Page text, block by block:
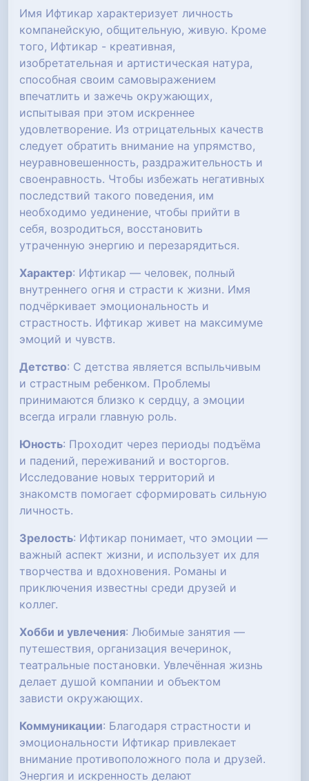
Имя Ифтикар характеризует личность
компанейскую, общительную, живую. Кроме
того, Ифтикар - креативная,
изобретательная и артистическая натура,
способная своим самовыражением
впечатлить и зажечь окружающих,
испытывая при этом искреннее
удовлетворение. Из отрицательных качеств
следует обратить внимание на упрямство,
неуравновешенность, раздражительность и
своенравность. Чтобы избежать негативных
последствий такого поведения, им
необходимо уединение, чтобы прийти в
себя, возродиться, восстановить
утраченную энергию и перезарядиться.
Характер: Ифтикар — человек, полный
внутреннего огня и страсти к жизни. Имя
подчёркивает эмоциональность и
страстность. Ифтикар живет на максимуме
эмоций и чувств.
Детство: С детства является вспыльчивым
и страстным ребенком. Проблемы
принимаются близко к сердцу, а эмоции
всегда играли главную роль.
Юность: Проходит через периоды подъёма
и падений, переживаний и восторгов.
Исследование новых территорий и
знакомств помогает сформировать сильную
личность.
Зрелость: Ифтикар понимает, что эмоции —
важный аспект жизни, и использует их для
творчества и вдохновения. Романы и
приключения известны среди друзей и
коллег.
Хобби и увлечения: Любимые занятия —
путешествия, организация вечеринок,
театральные постановки. Увлечённая жизнь
делает душой компании и объектом
зависти окружающих.
Коммуникации: Благодаря страстности и
эмоциональности Ифтикар привлекает
внимание противоположного пола и друзей.
Энергия и искренность делают